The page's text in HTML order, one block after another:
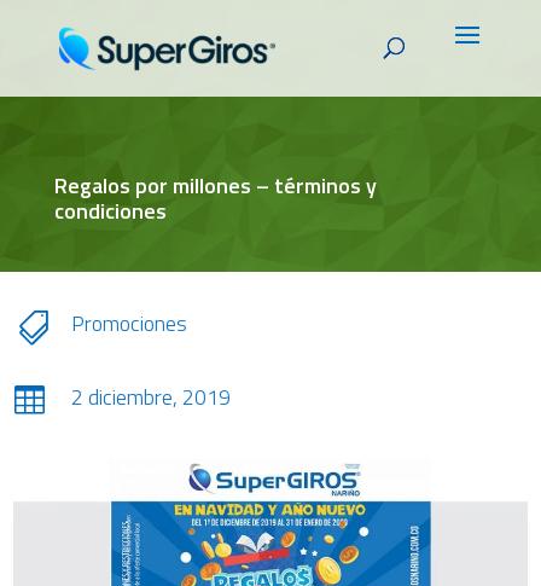
Regalos por millones – términos y
condiciones
 Promociones
 2 diciembre, 2019